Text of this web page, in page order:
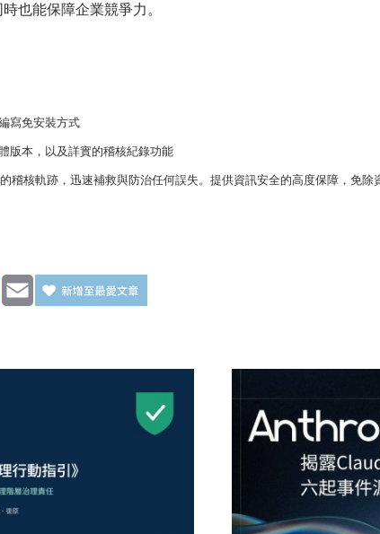
也能保障企業競爭力。
寫免安裝方式
版本，以及詳實的稽核紀錄功能
稽核軌跡，迅速補救與防治任何誤失。提供資訊安全的高度保障，免除
LinkedInEmail